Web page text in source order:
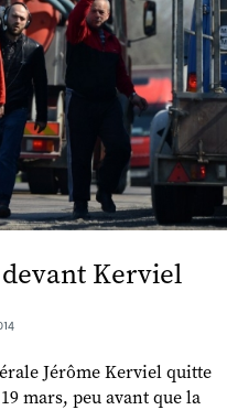
Kerviel
Jérôme Kerviel quitte
mars, peu avant que la